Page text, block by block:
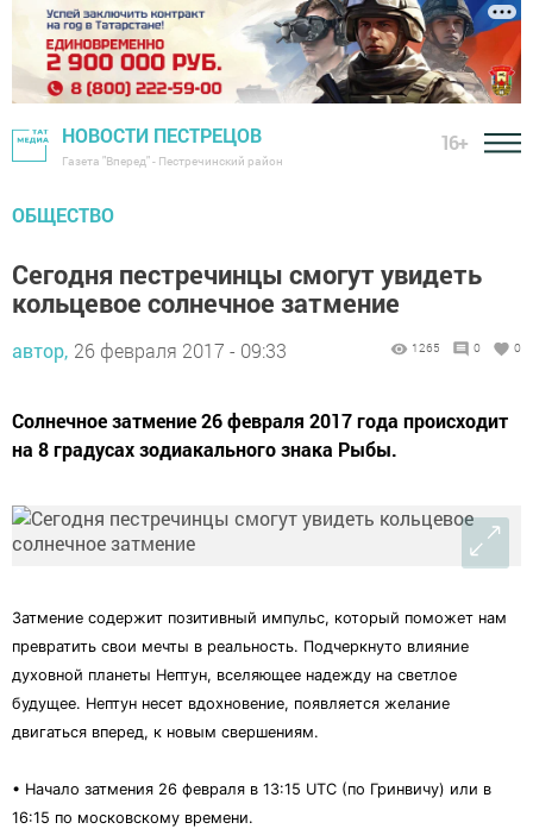
НОВОСТИ ПЕСТРЕЦОВ
Газета "Вперед" - Пестречинский район
16+
ОБЩЕСТВО
Сегодня пестречинцы смогут увидеть
кольцевое солнечное затмение
автор, 26 февраля 2017 - 09:33 1265 0 0
Солнечное затмение 26 февраля 2017 года происходит
на 8 градусах зодиакального знака Рыбы.
Затмение содержит позитивный импульс, который поможет нам
превратить свои мечты в реальность. Подчеркнуто влияние
духовной планеты Нептун, вселяющее надежду на светлое
будущее. Нептун несет вдохновение, появляется желание
двигаться вперед, к новым свершениям.
• Начало затмения 26 февраля в 13:15 UTC (по Гринвичу) или в
16:15 по московскому времени.